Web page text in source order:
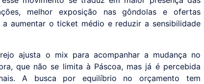
melhor exposição nas gôndolas e ofertas
a aumentar o ticket médio e reduzir a sensibilidade
ajusta o mix para acompanhar a mudança no
que não se limita à Páscoa, mas já é percebida
A busca por equilíbrio no orçamento tem